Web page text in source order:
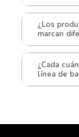
¿Los
marcan
¿Cada
línea de